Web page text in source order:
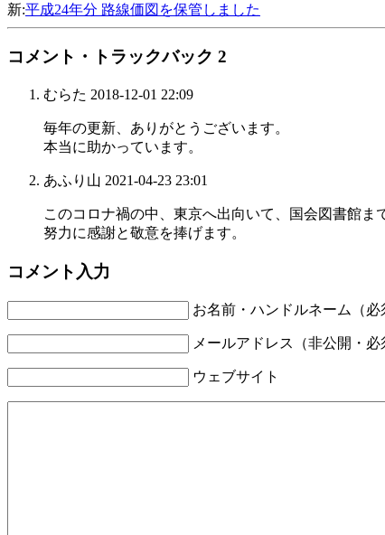
新:平成24年分 路線価図を保管しました
コメント・トラックバック 2
むらた 2018-12-01 22:09
毎年の更新、ありがとうございます。
本当に助かっています。
あふり山 2021-04-23 23:01
このコロナ禍の中、東京へ出向いて、国会図書館
努力に感謝と敬意を捧げます。
コメント入力
お名前・ハンドルネーム（必
メールアドレス（非公開・必
ウェブサイト